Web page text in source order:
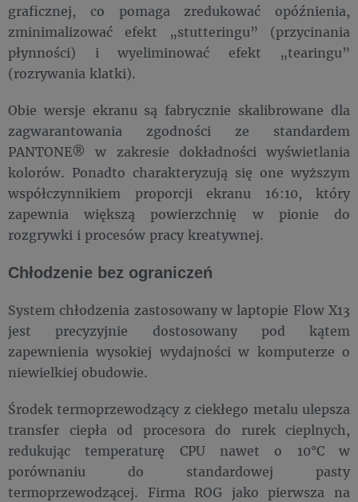
graficznej, co pomaga zredukować opóźnienia,
zminimalizować efekt „stutteringu” (przycinania
płynności) i wyeliminować efekt „tearingu”
(rozrywania klatki).
Obie wersje ekranu są fabrycznie skalibrowane dla
zagwarantowania zgodności ze standardem
PANTONE® w zakresie dokładności wyświetlania
kolorów. Ponadto charakteryzują się one wyższym
współczynnikiem proporcji ekranu 16:10, który
zapewnia większą powierzchnię w pionie do
rozgrywki i procesów pracy kreatywnej.
Chłodzenie bez ograniczeń
System chłodzenia zastosowany w laptopie Flow X13
jest precyzyjnie dostosowany pod kątem
zapewnienia wysokiej wydajności w komputerze o
niewielkiej obudowie.
Środek termoprzewodzący z ciekłego metalu ulepsza
transfer ciepła od procesora do rurek cieplnych,
redukując temperaturę CPU nawet o 10°C w
porównaniu do standardowej pasty
termoprzewodzącej. Firma ROG jako pierwsza na